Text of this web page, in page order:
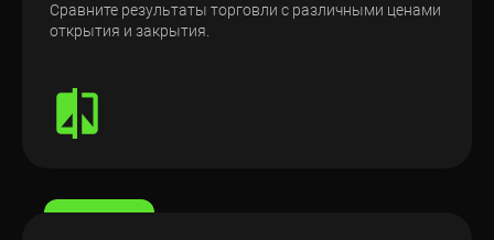
Сравните результаты торговли с различными ценами
открытия и закрытия.